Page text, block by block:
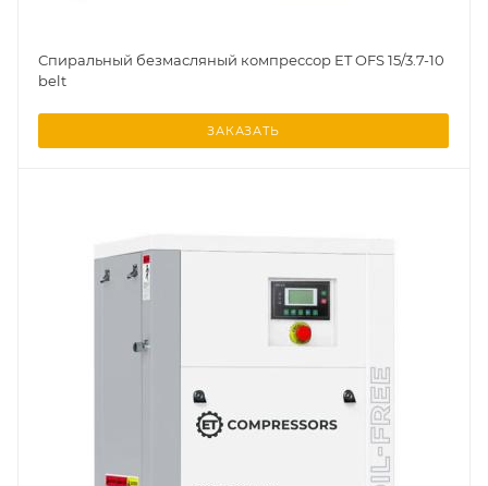
Спиральный безмасляный компрессор ET OFS 15/3.7-10
belt
ЗАКАЗАТЬ